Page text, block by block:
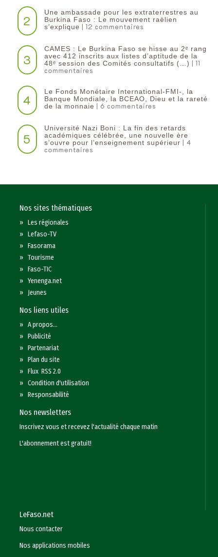
2
Une ambassade pour les extraterrestres au
Burkina Faso : Le mouvement raëlien
s’explique
| 12 commentaires
3
CAMES : Le Burkina Faso se hisse au 2ᵉ rang
avec 412 inscrits aux listes d’aptitude de la
48ᵉ session des Comités consultatifs (…)
| 11
commentaires
4
Le Fonds Monétaire International-FMI-, la
Banque Mondiale, la BCEAO, Dieu et la rareté
de la monnaie
| 6 commentaires
5
Université Nazi Boni : La fin des retards
académiques célébrée, une nouvelle ère
s’ouvre pour l’enseignement supérieur | 4
commentaires
Nos sites thématiques
»Les régionales
»Lefaso-TV
»Fasorama
»Tourisme
»Faso-TIC
»Yenenga.net
» Jeunes
Nos liens utiles
»A propos...
»Publicité
»Partenariat
»Plan du site
»Flux RSS 2.0
»Condition d'utilisation
»Responsabilité
Nos newsletters
Inscrivez vous et recevez l'actualité chaque matin
L'abonnement est gratuit!
LeFaso.net
Nous contacter
Nos applications mobiles